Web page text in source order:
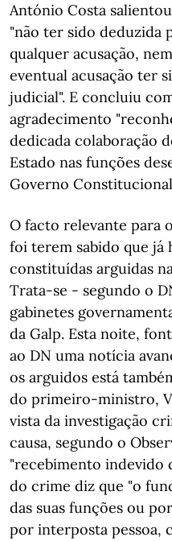
António Costa
"não ter sido deduzida
qualquer acusação,
eventual acusação ter
judicial". E concluiu
agradecimento
dedicada colaboração
Estado nas funções
Governo
O facto relevante para
foi terem sabido que já
constituídas arguidas
Trata-se - segundo o
gabinetes
da Galp. Esta noite,
ao DN uma notícia
os arguidos está
do primeiro-ministro,
vista da investigação
causa, segundo o
"recebimento indevido
do crime diz que "o
das suas funções ou
por interposta pessoa,